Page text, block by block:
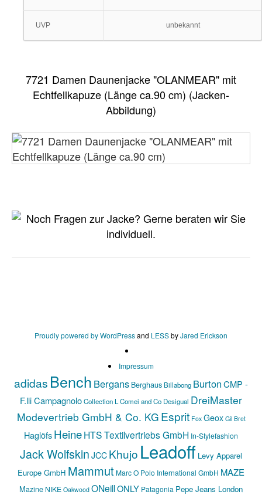
UVP unbekannt
7721 Damen Daunenjacke "OLANMEAR" mit
Echtfellkapuze (Länge ca.90 cm) (Jacken-
Abbildung)
Proudly powered by WordPressand LESSbyJared Erickson
Impressum
adidas Bench Bergans Berghaus Billabong BurtonCMP -
F.lli CampagnoloCollection L Comei and Co Desigual DreiMaster
Modevertrieb GmbH & Co. KG Esprit Fox Geox Gil Bret
HaglöfsHeineHTS Textilvertriebs GmbH In-Stylefashion
Jack Wolfskin JCC Khujo Leadoff Levy Apparel
Europe GmbH Mammut Marc O Polo International GmbH MAZE
Mazine NIKE Oakwood ONeillONLY Patagonia Pepe Jeans London